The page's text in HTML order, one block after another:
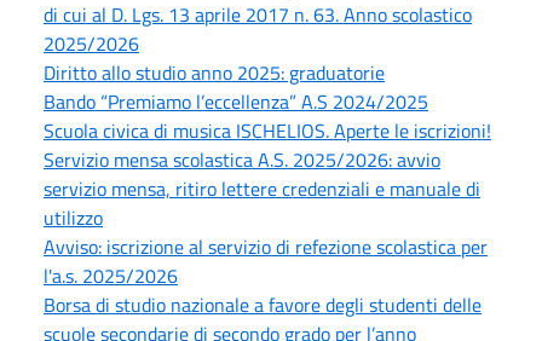
di cui al D. Lgs. 13 aprile 2017 n. 63. Anno scolastico
2025/2026
Diritto allo studio anno 2025: graduatorie
Bando “Premiamo l’eccellenza” A.S 2024/2025
Scuola civica di musica ISCHELIOS. Aperte le iscrizioni!
Servizio mensa scolastica A.S. 2025/2026: avvio
servizio mensa, ritiro lettere credenziali e manuale di
utilizzo
Avviso: iscrizione al servizio di refezione scolastica per
l'a.s. 2025/2026
Borsa di studio nazionale a favore degli studenti delle
scuole secondarie di secondo grado per l’anno